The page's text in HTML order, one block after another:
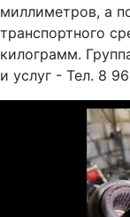
миллиметров, а
транспортного
килограмм.
и услуг - Тел. 8